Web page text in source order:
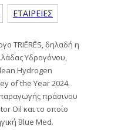
ΕΤΑΙΡΕΙΕΣ
TRIĒRĒS, δηλαδή η
Υδρογόνου,
Hydrogen
of the Year 2024.
πράσινου
Oil και το οποίο
Blue Med.